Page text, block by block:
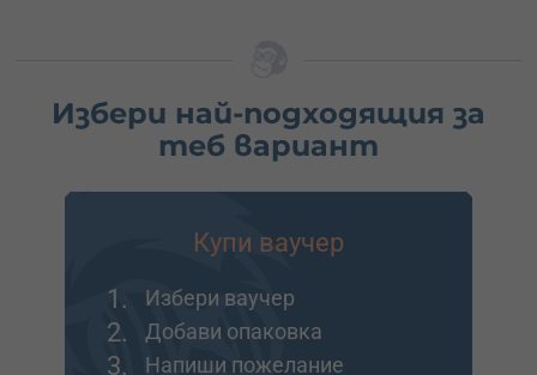
Избери най-подходящия за
теб вариант
Купи ваучер
1. Избери ваучер
2. Добави опаковка
3. Напиши пожелание